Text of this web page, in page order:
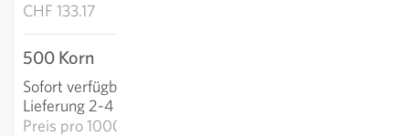
CHF 133.17
500 Korn
Sofort verfügbar
Lieferung 2-4 Tage
Preis pro1000k: